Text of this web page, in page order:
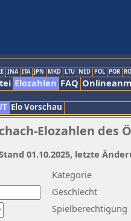
INA ITA JPN MKD LTU NED POL POR
Elozahlen FAQ
Elo Vorschau
Elozahlen des
Kategorie
Geschlecht
Spielberechtigung
01.10.2025, letzte